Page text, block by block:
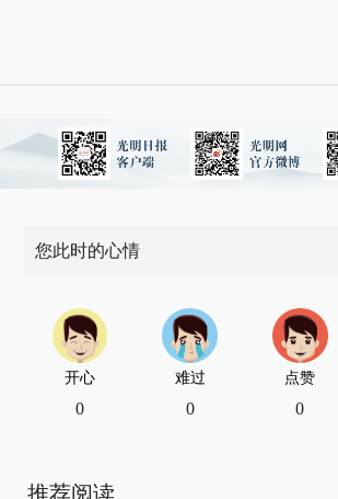
您此时的心情
开心
0
难过
0
点赞
0
推荐阅读